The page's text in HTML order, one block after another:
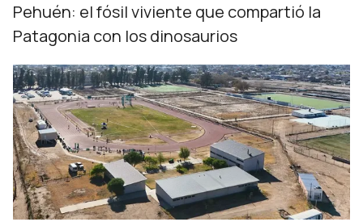
Pehuén: el fósil viviente que compartió la
Patagonia con los dinosaurios